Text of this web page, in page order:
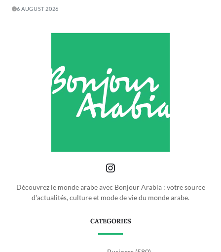
6 AUGUST 2026
Découvrez le monde arabe avec Bonjour Arabia : votre source
d'actualités, culture et mode de vie du monde arabe.
CATEGORIES